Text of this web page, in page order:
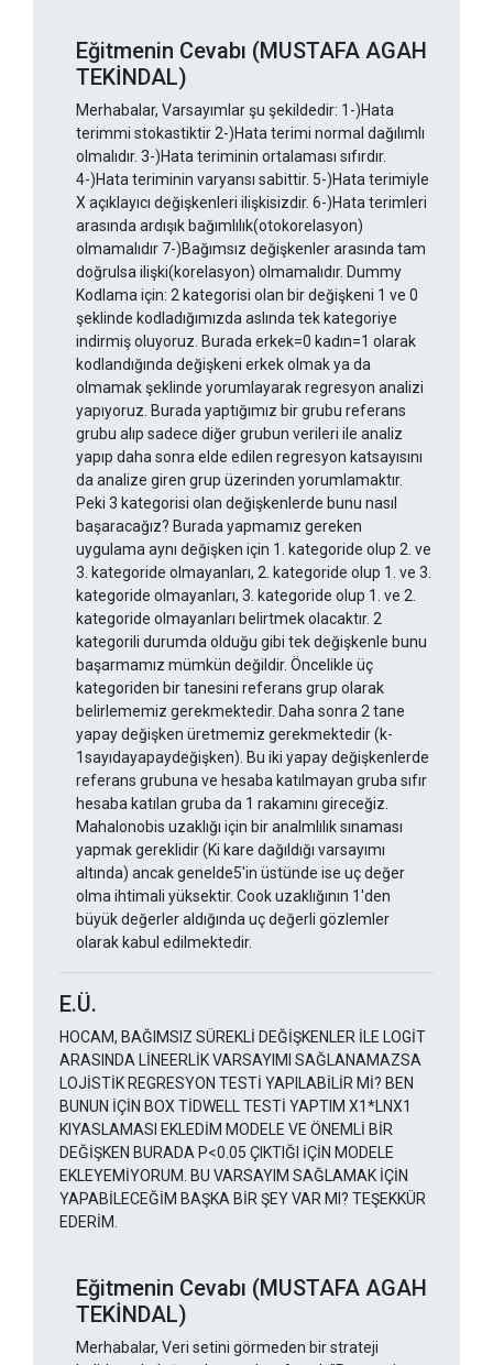
Eğitmenin Cevabı (MUSTAFA AGAH
TEKİNDAL)
Merhabalar, Varsayımlar şu şekildedir: 1-)Hata
terimmi stokastiktir 2-)Hata terimi normal dağılımlı
olmalıdır. 3-)Hata teriminin ortalaması sıfırdır.
4-)Hata teriminin varyansı sabittir. 5-)Hata terimiyle
X açıklayıcı değişkenleri ilişkisizdir. 6-)Hata terimleri
arasında ardışık bağımlılık(otokorelasyon)
olmamalıdır 7-)Bağımsız değişkenler arasında tam
doğrulsa ilişki(korelasyon) olmamalıdır. Dummy
Kodlama için: 2 kategorisi olan bir değişkeni 1 ve 0
şeklinde kodladığımızda aslında tek kategoriye
indirmiş oluyoruz. Burada erkek=0 kadın=1 olarak
kodlandığında değişkeni erkek olmak ya da
olmamak şeklinde yorumlayarak regresyon analizi
yapıyoruz. Burada yaptığımız bir grubu referans
grubu alıp sadece diğer grubun verileri ile analiz
yapıp daha sonra elde edilen regresyon katsayısını
da analize giren grup üzerinden yorumlamaktır.
Peki 3 kategorisi olan değişkenlerde bunu nasıl
başaracağız? Burada yapmamız gereken
uygulama aynı değişken için 1. kategoride olup 2. ve
3. kategoride olmayanları, 2. kategoride olup 1. ve 3.
kategoride olmayanları, 3. kategoride olup 1. ve 2.
kategoride olmayanları belirtmek olacaktır. 2
kategorili durumda olduğu gibi tek değişkenle bunu
başarmamız mümkün değildir. Öncelikle üç
kategoriden bir tanesini referans grup olarak
belirlememiz gerekmektedir. Daha sonra 2 tane
yapay değişken üretmemiz gerekmektedir (k-
1sayıdayapaydeğişken). Bu iki yapay değişkenlerde
referans grubuna ve hesaba katılmayan gruba sıfır
hesaba katılan gruba da 1 rakamını gireceğiz.
Mahalonobis uzaklığı için bir analmlılık sınaması
yapmak gereklidir (Ki kare dağıldığı varsayımı
altında) ancak genelde5'in üstünde ise uç değer
olma ihtimali yüksektir. Cook uzaklığının 1'den
büyük değerler aldığında uç değerli gözlemler
olarak kabul edilmektedir.
E.Ü.
HOCAM, BAĞIMSIZ SÜREKLİ DEĞİŞKENLER İLE LOGİT
ARASINDA LİNEERLİK VARSAYIMI SAĞLANAMAZSA
LOJİSTİK REGRESYON TESTİ YAPILABİLİR Mİ? BEN
BUNUN İÇİN BOX TİDWELL TESTİ YAPTIM X1*LNX1
KIYASLAMASI EKLEDİM MODELE VE ÖNEMLİ BİR
DEĞİŞKEN BURADA P<0.05 ÇIKTIĞI İÇİN MODELE
EKLEYEMİYORUM. BU VARSAYIM SAĞLAMAK İÇİN
YAPABİLECEĞİM BAŞKA BİR ŞEY VAR MI? TEŞEKKÜR
EDERİM.
Eğitmenin Cevabı (MUSTAFA AGAH
TEKİNDAL)
Merhabalar, Veri setini görmeden bir strateji